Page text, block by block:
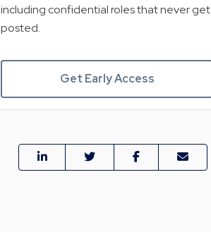
including confidential roles that never get
posted.
Get Early Access